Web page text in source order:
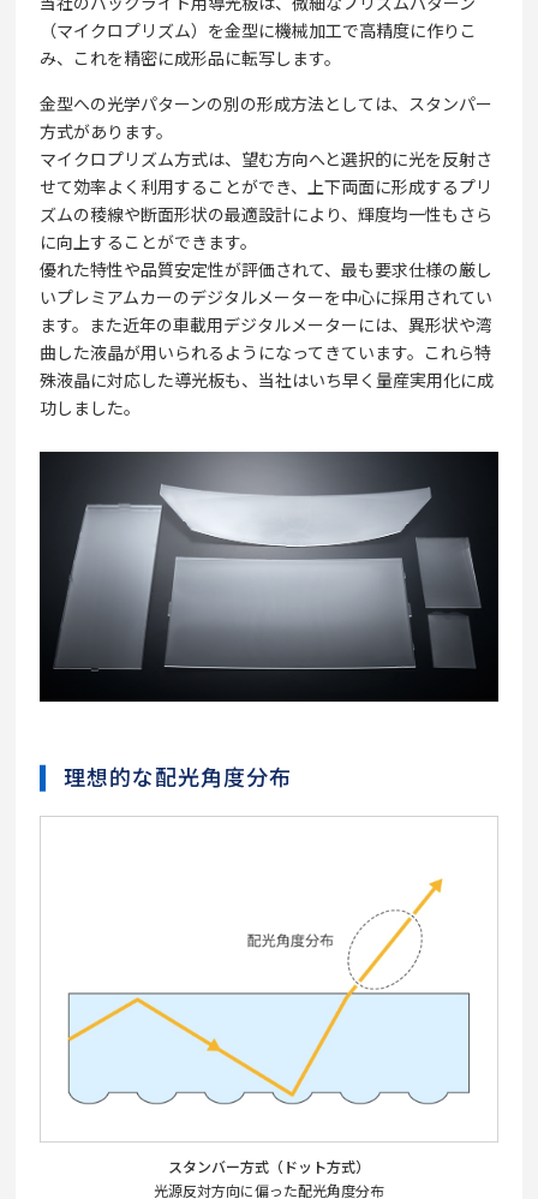
（マイクロプリズム）を金型に機械加工で高精度に作りこ
み、これを精密に成形品に転写します。
金型への光学パターンの別の形成方法としては、スタンパー
方式があります。
マイクロプリズム方式は、望む方向へと選択的に光を反射さ
せて効率よく利用することができ、上下両面に形成するプリ
ズムの稜線や断面形状の最適設計により、輝度均一性もさら
に向上することができます。
優れた特性や品質安定性が評価されて、最も要求仕様の厳し
いプレミアムカーのデジタルメーターを中心に採用されてい
ます。また近年の車載用デジタルメーターには、異形状や湾
曲した液晶が用いられるようになってきています。これら特
殊液晶に対応した導光板も、当社はいち早く量産実用化に成
功しました。
理想的な配光角度分布
スタンバー方式（ドット方式）
光源反対方向に偏った配光角度分布